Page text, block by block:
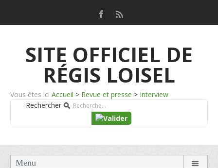
SITE OFFICIEL DE
RÉGIS LOISEL
Vous êtes ici Accueil > Revue et presse > Interview
Rechercher
Menu